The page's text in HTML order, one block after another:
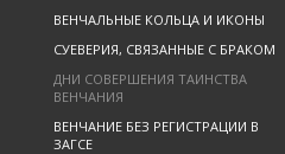
ВЕНЧАЛЬНЫЕ КОЛЬЦА И ИКОНЫ
СУЕВЕРИЯ, СВЯЗАННЫЕ С БРАКОМ
ДНИ СОВЕРШЕНИЯ ТАИНСТВА
ВЕНЧАНИЯ
ВЕНЧАНИЕ БЕЗ РЕГИСТРАЦИИ В
ЗАГСЕ